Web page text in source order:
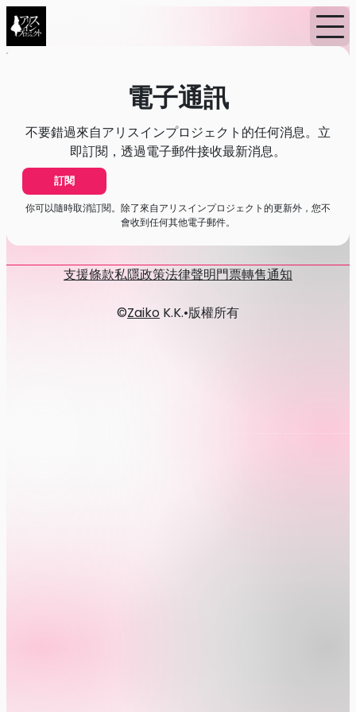
首頁
電子通訊
不要錯過來自アリスインプロジェクト的任何消息。立
即訂閱，透過電子郵件接收最新消息。
訂閱
你可以隨時取消訂閱。除了來自アリスインプロジェクト的更新外，您不
會收到任何其他電子郵件。
支援條款私隱政策法律聲明門票轉售通知
©Zaiko K.K.•版權所有